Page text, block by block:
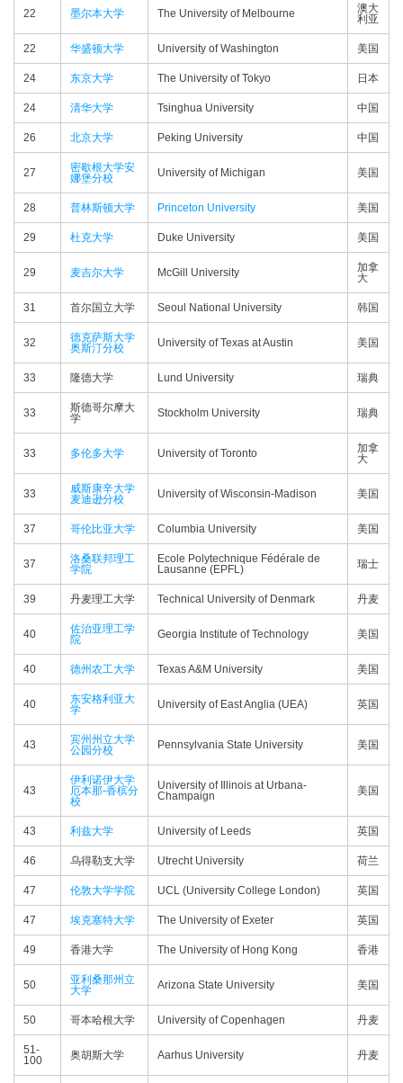
22 墨尔本大学 The University of Melbourne
澳大
利亚
22 华盛顿大学 University of Washington 美国
24 东京大学 The University of Tokyo 日本
24 清华大学 Tsinghua University 中国
26 北京大学 Peking University 中国
27
密歇根大学安
娜堡分校
University of Michigan 美国
28 普林斯顿大学 Princeton University 美国
29 杜克大学 Duke University 美国
29 麦吉尔大学 McGill University
加拿
大
31 首尔国立大学 Seoul National University 韩国
32
德克萨斯大学
奥斯汀分校
University of Texas at Austin 美国
33 隆德大学 Lund University 瑞典
33
斯德哥尔摩大
学
Stockholm University 瑞典
33 多伦多大学 University of Toronto
加拿
大
33
威斯康辛大学
麦迪逊分校
University of Wisconsin-Madison 美国
37 哥伦比亚大学 Columbia University 美国
37
洛桑联邦理工
学院
Ecole Polytechnique Fédérale de
Lausanne (EPFL)
瑞士
39 丹麦理工大学 Technical University of Denmark 丹麦
40
佐治亚理工学
院
Georgia Institute of Technology 美国
40 德州农工大学 Texas A&M University 美国
40
东安格利亚大
学
University of East Anglia (UEA) 英国
43
宾州州立大学
公园分校
Pennsylvania State University 美国
43
伊利诺伊大学
厄本那-香槟分
校
University of Illinois at Urbana-
Champaign
美国
43 利兹大学 University of Leeds 英国
46 乌得勒支大学 Utrecht University 荷兰
47 伦敦大学学院 UCL (University College London) 英国
47 埃克塞特大学 The University of Exeter 英国
49 香港大学 The University of Hong Kong 香港
50
亚利桑那州立
大学
Arizona State University 美国
50 哥本哈根大学 University of Copenhagen 丹麦
51-
100
奥胡斯大学 Aarhus University 丹麦